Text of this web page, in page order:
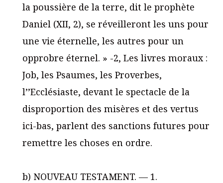
la poussière de la terre, dit le prophète
Daniel (XII, 2), se réveilleront les uns pour
une vie éternelle, les autres pour un
opprobre éternel. » -2, Les livres moraux :
Job, les Psaumes, les Proverbes,
l’’Ecclésiaste, devant le spectacle de la
disproportion des misères et des vertus
ici-bas, parlent des sanctions futures pour
remettre les choses en ordre.
b) NOUVEAU TESTAMENT. — 1.